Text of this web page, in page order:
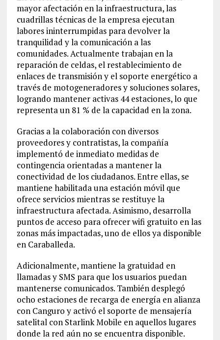
mayor afectación en la infraestructura, las
cuadrillas técnicas de la empresa ejecutan
labores ininterrumpidas para devolver la
tranquilidad y la comunicación a las
comunidades. Actualmente trabajan en la
reparación de celdas, el restablecimiento de
enlaces de transmisión y el soporte energético a
través de motogeneradores y soluciones solares,
logrando mantener activas 44 estaciones, lo que
representa un 81 % de la capacidad en la zona.
Gracias a la colaboración con diversos
proveedores y contratistas, la compañía
implementó de inmediato medidas de
contingencia orientadas a mantener la
conectividad de los ciudadanos. Entre ellas, se
mantiene habilitada una estación móvil que
ofrece servicios mientras se restituye la
infraestructura afectada. Asimismo, desarrolla
puntos de acceso para ofrecer wifi gratuito en las
zonas más impactadas, uno de ellos ya disponible
en Caraballeda.
Adicionalmente, mantiene la gratuidad en
llamadas y SMS para que los usuarios puedan
mantenerse comunicados. También desplegó
ocho estaciones de recarga de energía en alianza
con Canguro y activó el soporte de mensajería
satelital con Starlink Mobile en aquellos lugares
donde la red aún no se encuentra disponible.